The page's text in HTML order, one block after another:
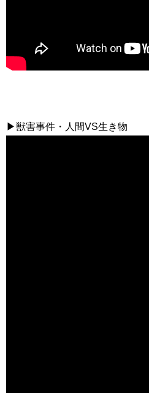
▶獣害事件・人間VS生き物